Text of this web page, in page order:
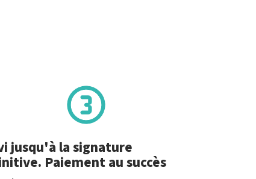
jusqu'à la signature
Paiement au succès